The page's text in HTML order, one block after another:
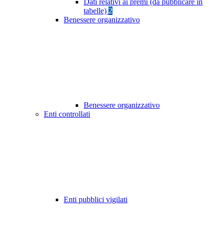
Dati relativi ai premi (da pubblicare in
tabelle) 2
Benessere organizzativo
Benessere organizzativo
Enti controllati
Enti pubblici vigilati